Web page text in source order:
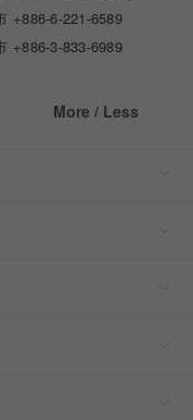
+886-6-221-6589
+886-3-833-6989
More / Less